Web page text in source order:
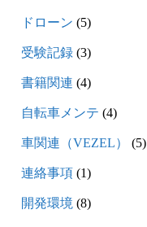
ドローン (5)
受験記録 (3)
書籍関連 (4)
自転車メンテ (4)
車関連（VEZEL）
(5)
連絡事項 (1)
開発環境 (8)